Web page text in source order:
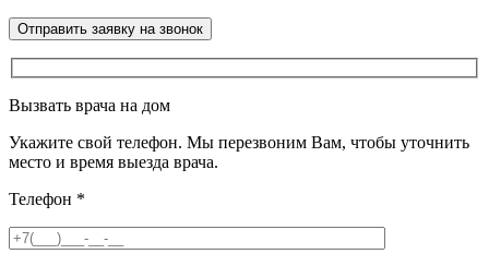
Вызвать врача на дом
Укажите свой телефон. Мы перезвоним Вам, чтобы уточнить
место и время выезда врача.
Телефон *